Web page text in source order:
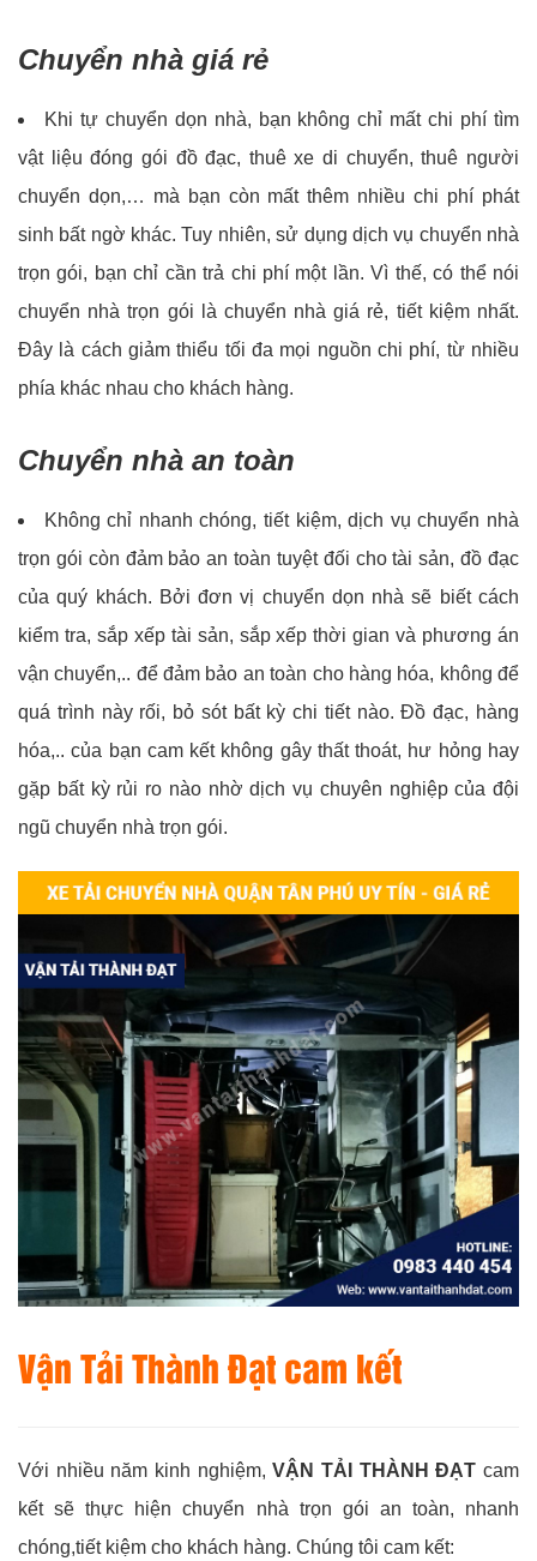
Chuyển nhà giá rẻ
Khi tự chuyển dọn nhà, bạn không chỉ mất chi phí tìm
vật liệu đóng gói đồ đạc, thuê xe di chuyển, thuê người
chuyển dọn,… mà bạn còn mất thêm nhiều chi phí phát
sinh bất ngờ khác. Tuy nhiên, sử dụng dịch vụ chuyển nhà
trọn gói, bạn chỉ cần trả chi phí một lần. Vì thế, có thể nói
chuyển nhà trọn gói là chuyển nhà giá rẻ, tiết kiệm nhất.
Đây là cách giảm thiểu tối đa mọi nguồn chi phí, từ nhiều
phía khác nhau cho khách hàng.
Chuyển nhà an toàn
Không chỉ nhanh chóng, tiết kiệm, dịch vụ chuyển nhà
trọn gói còn đảm bảo an toàn tuyệt đối cho tài sản, đồ đạc
của quý khách. Bởi đơn vị chuyển dọn nhà sẽ biết cách
kiểm tra, sắp xếp tài sản, sắp xếp thời gian và phương án
vận chuyển,.. để đảm bảo an toàn cho hàng hóa, không để
quá trình này rối, bỏ sót bất kỳ chi tiết nào. Đồ đạc, hàng
hóa,.. của bạn cam kết không gây thất thoát, hư hỏng hay
gặp bất kỳ rủi ro nào nhờ dịch vụ chuyên nghiệp của đội
ngũ chuyển nhà trọn gói.
Vận Tải Thành Đạt cam kết
Với nhiều năm kinh nghiệm,VẬN TẢI THÀNH ĐẠT cam
kết sẽ thực hiện chuyển nhà trọn gói an toàn, nhanh
chóng,tiết kiệm cho khách hàng. Chúng tôi cam kết: